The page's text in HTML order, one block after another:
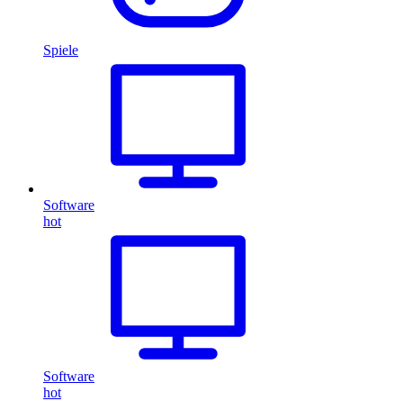
Spiele
Software
hot
Software
hot